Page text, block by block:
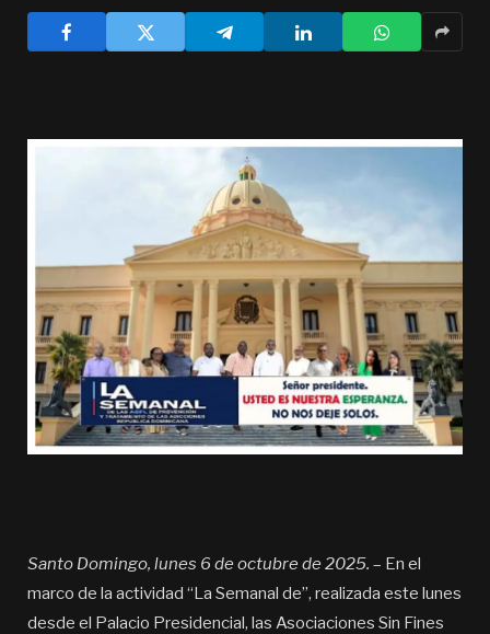
Santo Domingo, lunes 6 de octubre de 2025. – En el
marco de la actividad “La Semanal de”, realizada este lunes
desde el Palacio Presidencial, las Asociaciones Sin Fines